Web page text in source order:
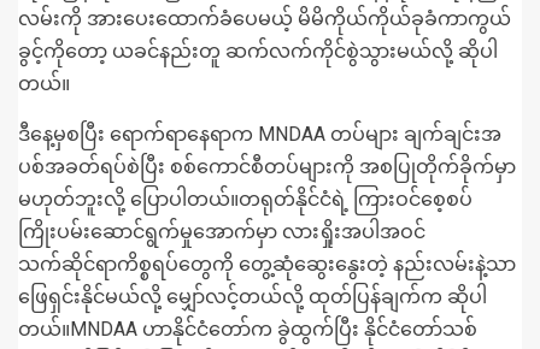
လမ်းကို အားပေးထောက်ခံပေမယ့် မိမိကိုယ်ကိုယ်ခုခံကာကွယ်
ခွင့်ကိုတော့ ယခင်နည်းတူ ဆက်လက်ကိုင်စွဲသွားမယ်လို့ ဆိုပါ
တယ်။
ဒီနေ့မှစပြီး ရောက်ရာနေရာက MNDAA တပ်များ ချက်ချင်းအ
ပစ်အခတ်ရပ်စဲပြီး စစ်ကောင်စီတပ်များကို အစပြုတိုက်ခိုက်မှာ
မဟုတ်ဘူးလို့ ပြောပါတယ်။တရုတ်နိုင်ငံရဲ့ ကြားဝင်စေ့စပ်
ကြိုးပမ်းဆောင်ရွက်မှုအောက်မှာ လားရှိုးအပါအဝင်
သက်ဆိုင်ရာကိစ္စရပ်တွေကို တွေ့ဆုံဆွေးနွေးတဲ့ နည်းလမ်းနဲ့သာ
ဖြေရှင်းနိုင်မယ်လို့ မျှော်လင့်တယ်လို့ ထုတ်ပြန်ချက်က ဆိုပါ
တယ်။MNDAA ဟာနိုင်ငံတော်က ခွဲထွက်ပြီး နိုင်ငံတော်သစ်